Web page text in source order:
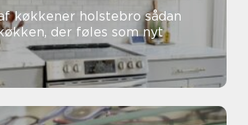
holstebro sådan
der føles som nyt